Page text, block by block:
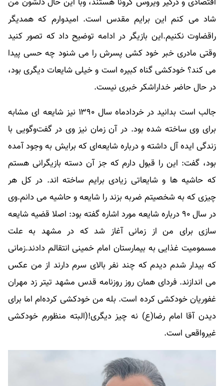
شاد می کنم این برایم مقدس است. امیدوارم که همدیگر
راقضاوت نکنیم.این بازیگر در ادامه توضیح داد که تصور کنید
وقتی مادری خبر خود کشی پسرش را می شنود چه حسی پیدا
می کند؟ خودکشی گناه کبیره است و خیلی شایعات دیگری بود،
در حال حاضر خداراشکر خبری نیست.
جالب است بدانید در خردادماه سال ۱۳۹۰ نیز شایعه ای مشابه
برای وی ساخته شده بود. در آن زمان نیز وی در گفت‌وگویی با
زندگی ایده آل داشته و درباره شایعه‌ای که برایش به وجود آمده
بود، گفت: این را قبول دارم که جز آن دسته بازیگرانی هستم
که حاشیه ها و شایعاتی زیادی برایم ساخته اند. در کل هر
چیزی که به شخصیتم ضربه بزند را شایعه و حاشیه می دانم.وی
در سال ۹۰ درباره شایعه مورد اشاره گفته بود: اصلا قضیه شایعه
سازی برای من از زمانی آغاز شد که در مشهد به علت
مسمومیت غذایی به بیمارستان امام خمینی انتقالم دادند.زمانی
که بیدار شدم دیدم که چند نفر بالای سرم دارند از من عکس
می اندازند. فردای همان روز روزنامه قدس مشهد تیتر زد مهران
غفوریان خودکشی کرده است. بله من خودکشی کرده‌ام اما برای
دیدن آقا امام رضا(ع) نه چیز دیگری!(البته منظورم خودکشی
غیرواقعی است.